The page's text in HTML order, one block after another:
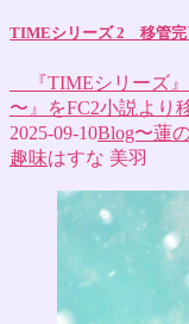
TIMEシリーズ 2 移管完
『TIMEシリーズ』
〜』をFC2小説より
2025-09-10Blog〜蓮
趣味はすな 美羽